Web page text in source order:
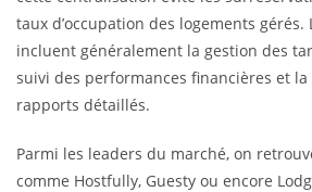
taux d’occupation des logements
incluent généralement la gestion des
suivi des performances financières et
rapports détaillés.
Parmi les leaders du marché, on
comme Hostfully, Guesty ou encore